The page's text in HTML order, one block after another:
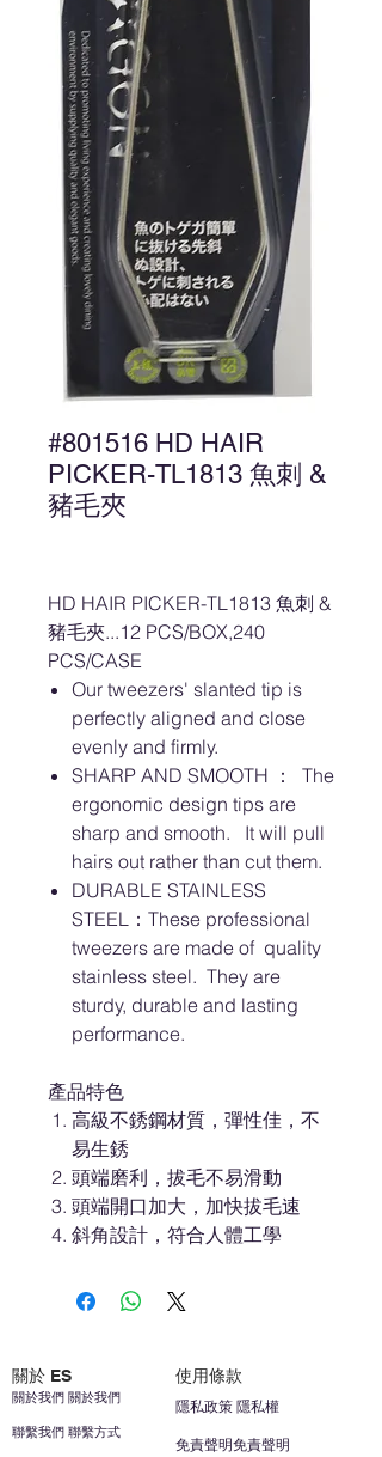
#801516 HD HAIR
PICKER-TL1813 魚刺 &
豬毛夾
HD HAIR PICKER-TL1813 魚刺 &
豬毛夾...12 PCS/BOX,240
PCS/CASE
Our tweezers' slanted tip is
perfectly aligned and close
evenly and firmly.
SHARP AND SMOOTH ： The
ergonomic design tips are
sharp and smooth. It will pull
hairs out rather than cut them.
DURABLE STAINLESS
STEEL：These professional
tweezers are made of quality
stainless steel. They are
sturdy, durable and lasting
performance.
產品特色
高級不銹鋼材質，彈性佳，不
易生銹
頭端磨利，拔毛不易滑動
頭端開口加大，加快拔毛速
斜角設計，符合人體工學
關於 ES 使用條款
聯繫我們 聯繫方式
關於我們 關於我們
免責聲明免責聲明
隱私政策 隱私權